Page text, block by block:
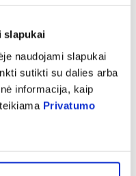
slapukai
naudojami slapukai
sutikti su dalies arba
informacija, kaip
Privatumo
PANZILAN 20 mg
skrandyje neirios tabletės